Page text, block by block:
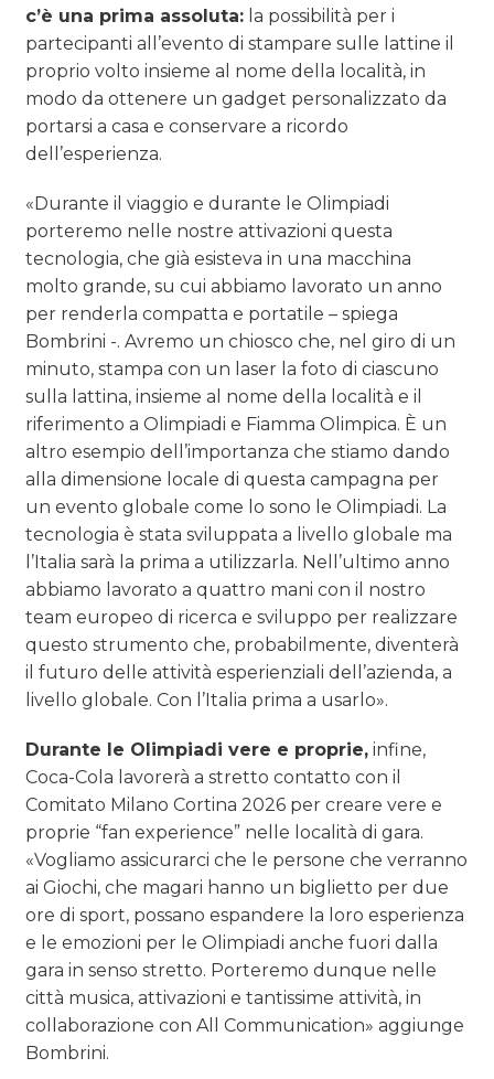
c’è una prima assoluta: la possibilità per i
partecipanti all’evento di stampare sulle lattine il
proprio volto insieme al nome della località, in
modo da ottenere un gadget personalizzato da
portarsi a casa e conservare a ricordo
dell’esperienza.
«Durante il viaggio e durante le Olimpiadi
porteremo nelle nostre attivazioni questa
tecnologia, che già esisteva in una macchina
molto grande, su cui abbiamo lavorato un anno
per renderla compatta e portatile – spiega
Bombrini -. Avremo un chiosco che, nel giro di un
minuto, stampa con un laser la foto di ciascuno
sulla lattina, insieme al nome della località e il
riferimento a Olimpiadi e Fiamma Olimpica. È un
altro esempio dell’importanza che stiamo dando
alla dimensione locale di questa campagna per
un evento globale come lo sono le Olimpiadi. La
tecnologia è stata sviluppata a livello globale ma
l’Italia sarà la prima a utilizzarla. Nell’ultimo anno
abbiamo lavorato a quattro mani con il nostro
team europeo di ricerca e sviluppo per realizzare
questo strumento che, probabilmente, diventerà
il futuro delle attività esperienziali dell’azienda, a
livello globale. Con l’Italia prima a usarlo».
Durante le Olimpiadi vere e proprie, infine,
Coca-Cola lavorerà a stretto contatto con il
Comitato Milano Cortina 2026 per creare vere e
proprie “fan experience” nelle località di gara.
«Vogliamo assicurarci che le persone che verranno
ai Giochi, che magari hanno un biglietto per due
ore di sport, possano espandere la loro esperienza
e le emozioni per le Olimpiadi anche fuori dalla
gara in senso stretto. Porteremo dunque nelle
città musica, attivazioni e tantissime attività, in
collaborazione con All Communication» aggiunge
Bombrini.